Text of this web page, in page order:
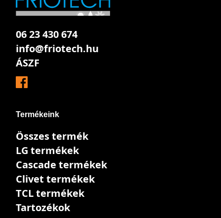
06 23 430 674
info@friotech.hu
ÁSZF
Termékeink
Összes termék
LG termékek
Cascade termékek
Clivet termékek
TCL termékek
Tartozékok